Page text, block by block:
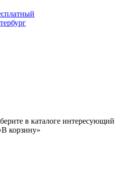
в каталоге интересующий
корзину»